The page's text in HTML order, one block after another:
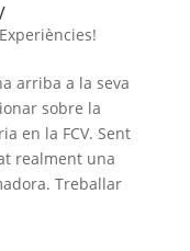
arriba a la seva
sobre la
en la FCV. Sent
realment una
Treballar